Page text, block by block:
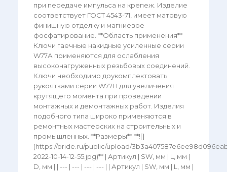
при передаче импульса на крепеж. Изделие
соответствует ГОСТ 4543-71, имеет матовую
финишную отделку и магниевое
фосфатирование. **Область применения**
Ключи гаечные накидные усиленные серии
W77А применяются для ослабления
высоконагруженных резьбовых соединений.
Ключи необходимо доукомплектовать
рукоятками серии W77H для увеличения
крутящего момента при проведении
монтажных и демонтажных работ. Изделия
подобного типа широко применяются в
ремонтных мастерских на строительных и
промышленных. **Размеры** **![]
(https://pride.ru/public/upload/
2022-10-14-12-55.jpg)** | Артикул | SW, мм | L, мм |
D, мм | | --- | --- | --- | --- | | Артикул | SW, мм | L, мм |